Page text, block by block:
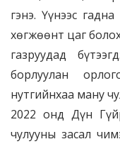
гэнэ. Үүнээс
хөгжөөнт цаг
газруудад
борлуулан
нутгийнхаа ману
2022 онд Дүн
чулууны засал